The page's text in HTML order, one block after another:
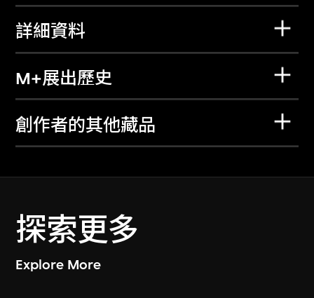
詳細資料
M+展出歷史
創作者的其他藏品
探索更多
Explore More